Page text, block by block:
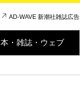
AD-WAVE 新潮社雑誌広告
本・雑誌・ウェブ